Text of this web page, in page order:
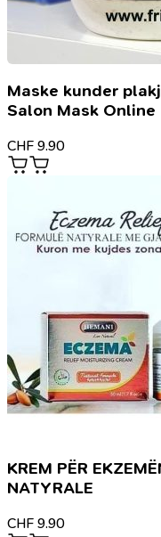
Maske kunder
Salon Mask Online
CHF 9.90
KREM PËR
NATYRALE
CHF 9.90